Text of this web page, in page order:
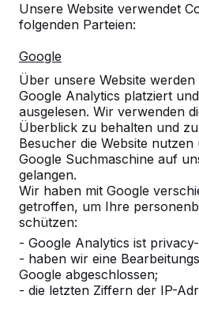
Unsere Website verwendet
folgenden Parteien:
Google
Über unsere Website
Google Analytics platziert
ausgelesen. Wir verwenden
Überblick zu behalten und
Besucher die Website nutzen
Google Suchmaschine auf
gelangen.
Wir haben mit Google
getroffen, um Ihre
schützen:
- Google Analytics ist
- haben wir eine
Google abgeschlossen;
- die letzten Ziffern der IP-
Picknickelemente in sehr
und super Qualität.
der unseren Hausmeister
Aufstellung und
unterstützt hat.
10
Die Produkte sind bequem,
pflegeleicht.
10